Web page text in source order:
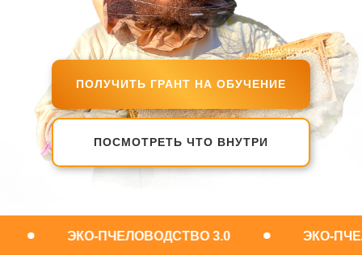
ПОЛУЧИТЬ ГРАНТ НА ОБУЧЕНИЕ
ПОСМОТРЕТЬ ЧТО ВНУТРИ
ЭКО-ПЧЕЛОВОДСТВО 3.0 ЭКО-